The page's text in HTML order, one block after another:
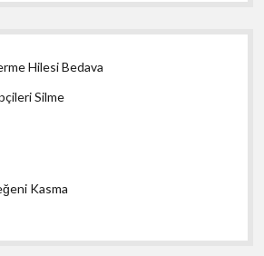
Hilesi Bedava
Silme
Kasma